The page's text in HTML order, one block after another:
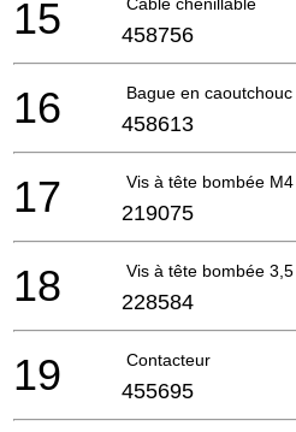
15 458756
Bague en caoutchouc
16 458613
Vis à tête bombée
17 219075
Vis à tête bombée
18 228584
Contacteur
19 455695